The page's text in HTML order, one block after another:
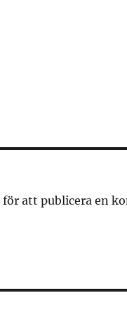
för att publicera en